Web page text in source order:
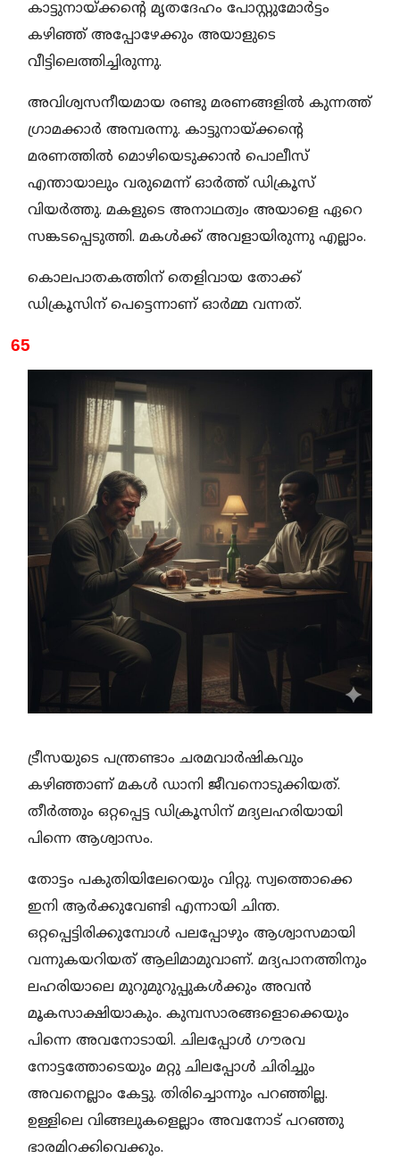
കാട്ടുനായ്ക്കന്റെ മൃതദേഹം പോസ്റ്റുമോർട്ടം
കഴിഞ്ഞ് അപ്പോഴേക്കും അയാളുടെ
വീട്ടിലെത്തിച്ചിരുന്നു.
അവിശ്വസനീയമായ രണ്ടു മരണങ്ങളിൽ കുന്നത്ത്
ഗ്രാമക്കാർ അമ്പരന്നു. കാട്ടുനായ്ക്കന്റെ
മരണത്തിൽ മൊഴിയെടുക്കാൻ പൊലീസ്
എന്തായാലും വരുമെന്ന് ഓർത്ത് ഡിക്രൂസ്
വിയർത്തു. മകളുടെ അനാഥത്വം അയാളെ ഏറെ
സങ്കടപ്പെടുത്തി. മകൾക്ക് അവളായിരുന്നു എല്ലാം.
കൊലപാതകത്തിന് തെളിവായ തോക്ക്
ഡിക്രൂസിന് പെട്ടെന്നാണ് ഓർമ്മ വന്നത്.
65
ട്രീസയുടെ പന്ത്രണ്ടാം ചരമവാർഷികവും
കഴിഞ്ഞാണ് മകൾ ഡാനി ജീവനൊടുക്കിയത്.
തീർത്തും ഒറ്റപ്പെട്ട ഡിക്രൂസിന് മദ്യലഹരിയായി
പിന്നെ ആശ്വാസം.
തോട്ടം പകുതിയിലേറെയും വിറ്റു. സ്വത്തൊക്കെ
ഇനി ആർക്കുവേണ്ടി എന്നായി ചിന്ത.
ഒറ്റപ്പെട്ടിരിക്കുമ്പോൾ പലപ്പോഴും ആശ്വാസമായി
വന്നുകയറിയത് ആലിമാമുവാണ്. മദ്യപാനത്തിനും
ലഹരിയാലെ മുറുമുറുപ്പുകൾക്കും അവൻ
മൂകസാക്ഷിയാകും. കുമ്പസാരങ്ങളൊക്കെയും
പിന്നെ അവനോടായി. ചിലപ്പോൾ ഗൗരവ
നോട്ടത്തോടെയും മറ്റു ചിലപ്പോൾ ചിരിച്ചും
അവനെല്ലാം കേട്ടു. തിരിച്ചൊന്നും പറഞ്ഞില്ല.
ഉള്ളിലെ വിങ്ങലുകളെല്ലാം അവനോട് പറഞ്ഞു
ഭാരമിറക്കിവെക്കും.